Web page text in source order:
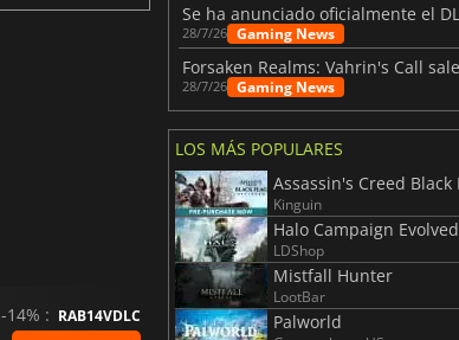
-14% : RAB14VDLC
28/7/26 Gaming News
28/7/26 Gaming News
LOS MÁS POPULARES
Kinguin
Halo Campaign Evolved
LDShop
Mistfall Hunter
LootBar
Palworld